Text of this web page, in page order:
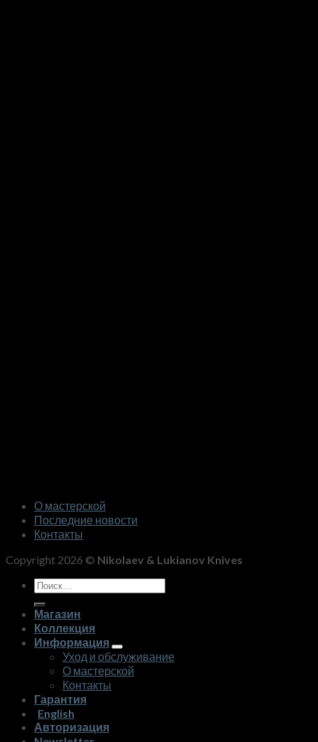
О мастерской
Последние новости
Контакты
Copyright 2026 © Nikolaev & Lukianov Knives
Искать:
Магазин
Коллекция
Информация
Уход и обслуживание
О мастерской
Контакты
Гарантия
English
Авторизация